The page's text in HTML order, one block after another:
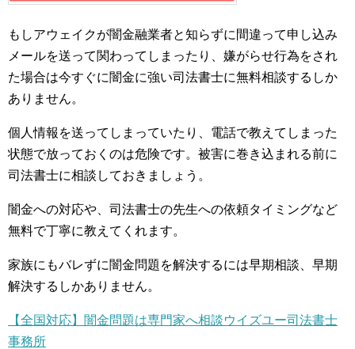
もしアウェイクが闇金融業者と知らずに間違って申し込み
メールを送って関わってしまったり、嫌がらせ行為をされ
た場合は今すぐに闇金に強い司法書士に無料相談するしか
ありません。
個人情報を送ってしまっていたり、電話で教えてしまった
状態で放っておくのは危険です。被害に巻き込まれる前に
司法書士に相談しておきましょう。
闇金への対応や、司法書士の先生への依頼タイミングなど
無料で丁寧に教えてくれます。
家族にもバレずに闇金問題を解決するには早期相談、早期
解決するしかありません。
【全国対応】闇金問題は専門家へ相談ウイズユー司法書士
事務所